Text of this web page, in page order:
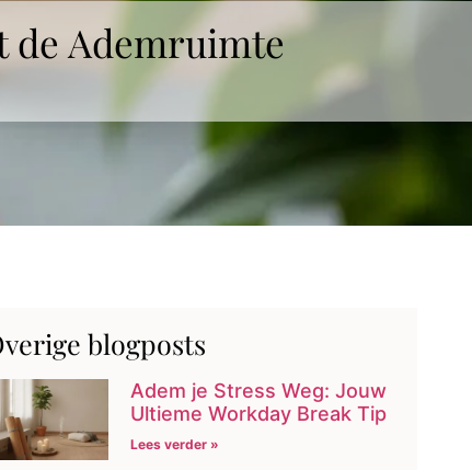
de Ademruimte
blogposts
Adem je Stress Weg: Jouw
Ultieme Workday Break Tip
Lees verder »